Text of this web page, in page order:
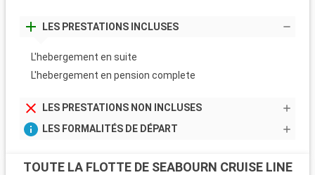
LES PRESTATIONS INCLUSES
L'hebergement en suite
L'hebergement en pension complete
LES PRESTATIONS NON INCLUSES
LES FORMALITÉS DE DÉPART
TOUTE LA FLOTTE DE SEABOURN CRUISE LINE